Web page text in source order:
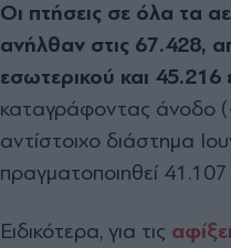
Οι πτήσεις σε όλα τα
ανήλθαν στις 67.428,
εσωτερικού και 45.216
καταγράφοντας άνοδο
αντίστοιχο διάστημα
πραγματοποιηθεί 41.107
Ειδικότερα, για τις